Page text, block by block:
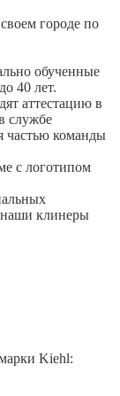
городе по
обученные
40 лет.
аттестацию в
службе
частью команды
с логотипом
наши клинеры
Kiehl: